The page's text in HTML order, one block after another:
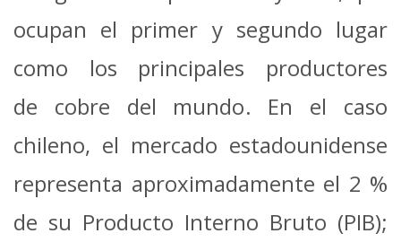
ocupan el primer y segundo lugar
como los principales productores
de cobre del mundo. En el caso
chileno, el mercado estadounidense
representa aproximadamente el 2 %
de su Producto Interno Bruto (PIB);